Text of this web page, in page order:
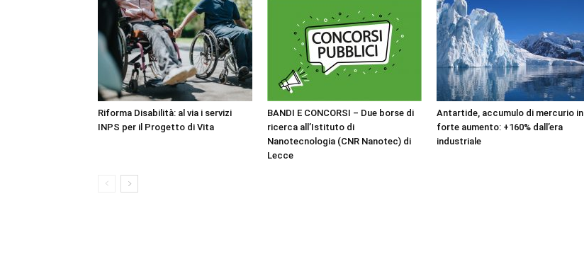
Riforma Disabilità: al via i servizi
INPS per il Progetto di Vita
BANDI E CONCORSI – Due borse di
ricerca all’Istituto di
Nanotecnologia (CNR Nanotec) di
Lecce
Antartide, accumulo di mercurio in
forte aumento: +160% dall’era
industriale